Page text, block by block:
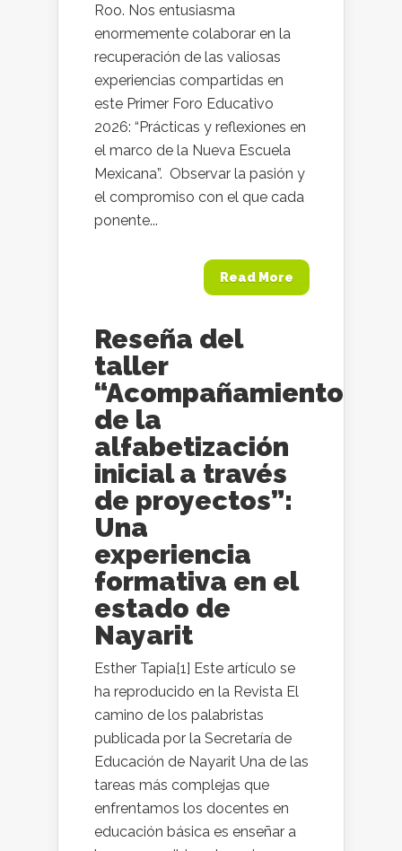
Roo. Nos entusiasma
enormemente colaborar en la
recuperación de las valiosas
experiencias compartidas en
este Primer Foro Educativo
2026: “Prácticas y reflexiones en
el marco de la Nueva Escuela
Mexicana”. ​ Observar la pasión y
el compromiso con el que cada
ponente...
Read More
Reseña del
taller
“Acompañamiento
de la
alfabetización
inicial a través
de proyectos”:
Una
experiencia
formativa en el
estado de
Nayarit
Esther Tapia[1] Este artículo se
ha reproducido en la Revista El
camino de los palabristas
publicada por la Secretaría de
Educación de Nayarit Una de las
tareas más complejas que
enfrentamos los docentes en
educación básica es enseñar a